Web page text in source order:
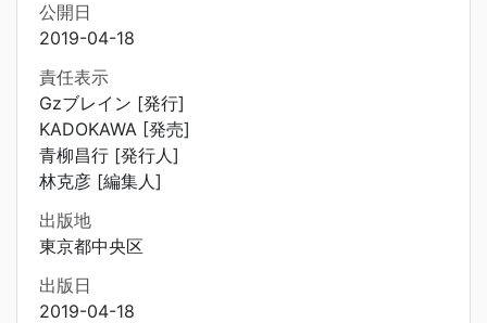
公開日
2019-04-18
責任表示
Gzブレイン [発行]
KADOKAWA [発売]
青柳昌行 [発行人]
林克彦 [編集人]
出版地
東京都中央区
出版日
2019-04-18